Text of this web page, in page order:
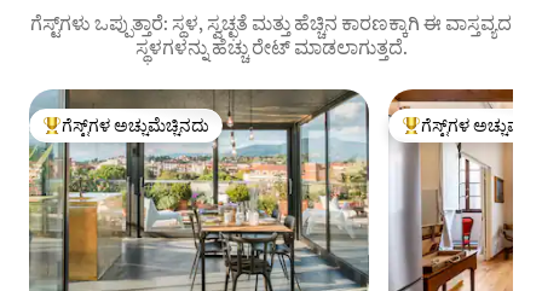
ಗೆಸ್ಟ್‌ಗಳು ಒಪ್ಪುತ್ತಾರೆ: ಸ್ಥಳ, ಸ್ವಚ್ಛತೆ ಮತ್ತು ಹೆಚ್ಚಿನ ಕಾರಣಕ್ಕಾಗಿ ಈ ವಾಸ್ತವ್ಯದ
ಸ್ಥಳಗಳನ್ನು ಹೆಚ್ಚು ರೇಟ್ ಮಾಡಲಾಗುತ್ತದೆ.
ಗೆಸ್ಟ್‌ಗಳಿಗೆ ಅತಿ ಹೆಚ್ಚು ಅಚ್ಚುಮೆಚ್ಚಿನದು
ಗೆಸ್ಟ್‌ಗಳ ಅಚ್ಚುಮೆಚ್ಚಿನದು ಗೆಸ್ಟ್‌ಗಳಿಗೆ ಅತಿ ಹೆಚ್ಚು
ಗೆಸ್ಟ್‌ಗಳ